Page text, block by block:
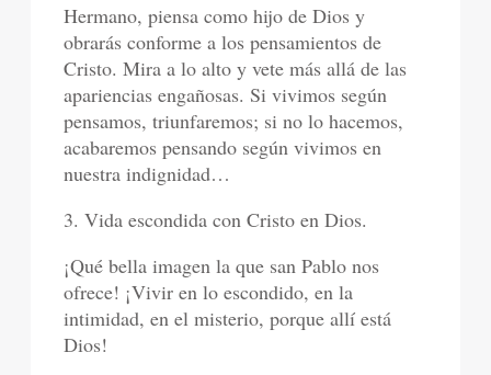
Hermano, piensa como hijo de Dios y
obrarás conforme a los pensamientos de
Cristo. Mira a lo alto y vete más allá de las
apariencias engañosas. Si vivimos según
pensamos, triunfaremos; si no lo hacemos,
acabaremos pensando según vivimos en
nuestra indignidad…
3. Vida escondida con Cristo en Dios.
¡Qué bella imagen la que san Pablo nos
ofrece! ¡Vivir en lo escondido, en la
intimidad, en el misterio, porque allí está
Dios!